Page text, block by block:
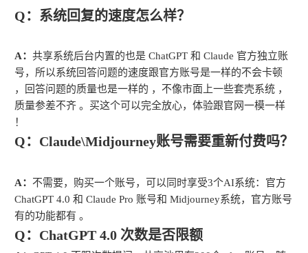
Q：系统回复的速度怎么样？
A： 共享系统后台内置的也是 ChatGPT 和 Claude 官方独立账
号，所以系统回答问题的速度跟官方账号是一样的不会卡顿
，回答问题的质量也是一样的 ，不像市面上一些套壳系统 ，
质量参差不齐 。买这个可以完全放心，体验跟官网一模一样
！
Q：Claude\Midjourney账号需要重新付费吗？
A： 不需要，购买一个账号，可以同时享受3个AI系统：官方
ChatGPT 4.0 和 Claude Pro 账号和 Midjourney系统，官方账号
有的功能都有 。
Q：ChatGPT 4.0 次数是否限额